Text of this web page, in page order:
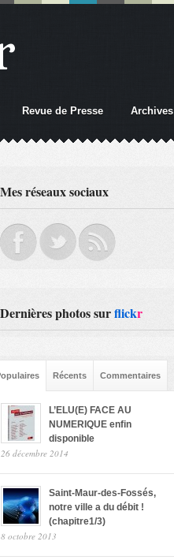
Revue de Presse Archives
Mes réseaux sociaux
Dernières photos surflickr
Récents Commentaires
L’ELU(E) FACE AU
NUMERIQUE enfin
disponible
26 décembre 2014
Saint-Maur-des-Fossés,
notre ville a du débit !
(chapitre1/3)
8 octobre 2013